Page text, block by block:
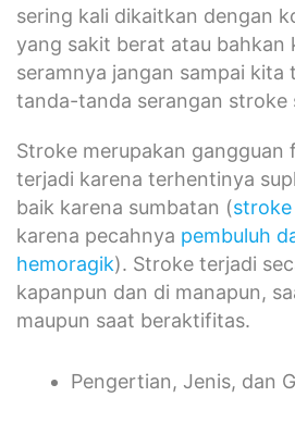
sering kali dikaitkan dengan
yang sakit berat atau bahkan
seramnya jangan sampai kita
tanda-tanda serangan stroke
Stroke merupakan gangguan
terjadi karena terhentinya
baik karena sumbatan (
karena pecahnya pembuluh
hemoragik). Stroke terjadi
kapanpun dan di manapun,
maupun saat beraktifitas.
Pengertian, Jenis, dan